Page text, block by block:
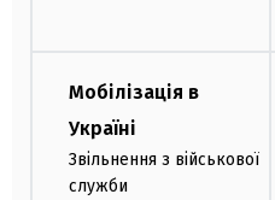
Мобілізація в
Україні
Звільнення з військової
служби